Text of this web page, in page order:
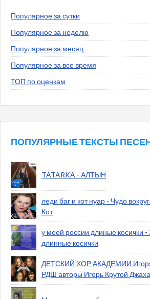
Популярное за сутки
Популярное за неделю
Популярное за месяц
Популярное за все время
ТОП по оценкам
ПОПУЛЯРНЫЕ ТЕКСТЫ
TATARKA - АЛТЫН
леди баг и кот нуар - Чудо
Кот
у моей россии длиные косички
длинные косички
ДЕТСКИЙ ХОР АКАДЕМИИ Игоря
РДШ авторы Игорь Крутой